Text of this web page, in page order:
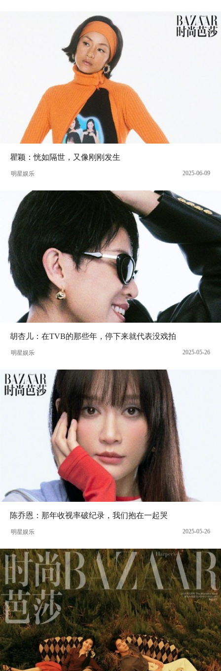
瞿颖：恍如隔世，又像刚刚发生
明星娱乐 2025-06-09
胡杏儿：在TVB的那些年，停下来就代表没戏拍
明星娱乐 2025-05-26
陈乔恩：那年收视率破纪录，我们抱在一起哭
明星娱乐 2025-05-26